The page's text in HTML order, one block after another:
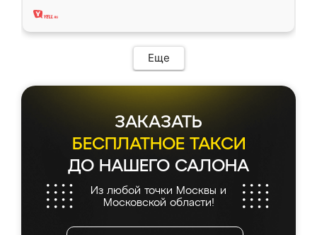
Еще
ЗАКАЗАТЬ
БЕСПЛАТНОЕ ТАКСИ
ДО НАШЕГО САЛОНА
Из любой точки Москвы и
Московской области!